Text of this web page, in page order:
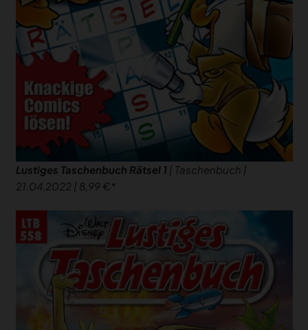
Lustiges Taschenbuch Rätsel 1 | Taschenbuch |
21.04.2022 | 8,99 €